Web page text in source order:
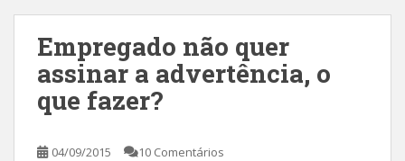
Empregado não quer
assinar a advertência, o
que fazer?
04/09/2015 10 Comentários